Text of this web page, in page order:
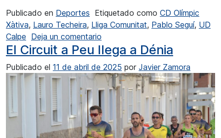
Publicado en Deportes Etiquetado como CD Olímpic
Xàtiva, Lauro Techeira, Lliga Comunitat, Pablo Seguí, UD
Calpe Deja un comentario
El Circuit a Peu llega a Dénia
Publicado el 11 de abril de 2025 por Javier Zamora